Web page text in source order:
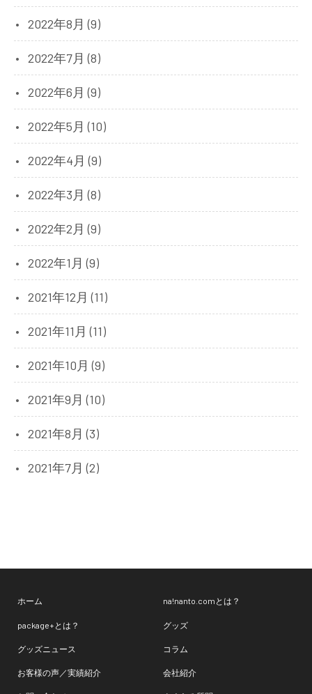
2022年8月 (9)
2022年7月 (8)
2022年6月 (9)
2022年5月 (10)
2022年4月 (9)
2022年3月 (8)
2022年2月 (9)
2022年1月 (9)
2021年12月 (11)
2021年11月 (11)
2021年10月 (9)
2021年9月 (10)
2021年8月 (3)
2021年7月 (2)
ホーム na!nanto.comとは？
package+とは？ グッズ
グッズニュース コラム
お客様の声／実績紹介 会社紹介